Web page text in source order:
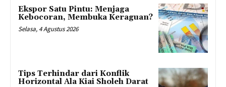
Ekspor Satu Pintu: Menjaga
Kebocoran, Membuka Keraguan?
Selasa, 4 Agustus 2026
Tips Terhindar dari Konflik
Horizontal Ala Kiai Sholeh Darat